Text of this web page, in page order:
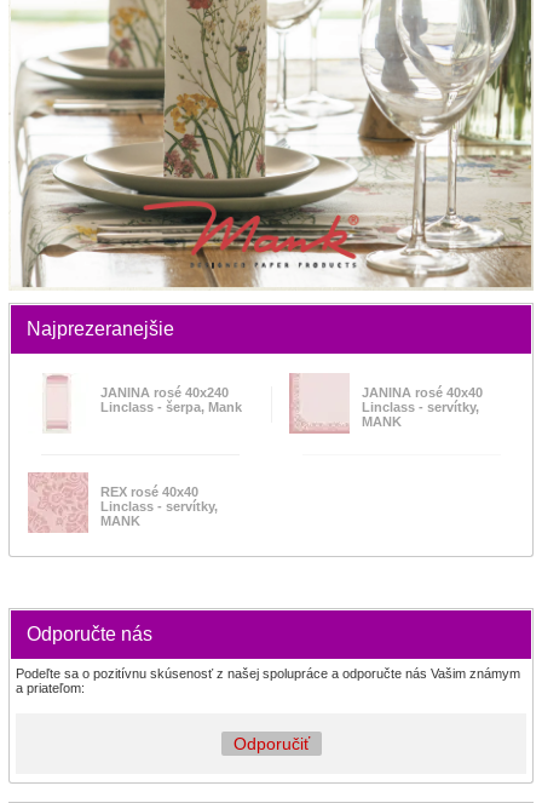
Najprezeranejšie
JANINA rosé 40x240
Linclass - šerpa, Mank
JANINA rosé 40x40
Linclass - servítky,
MANK
REX rosé 40x40
Linclass - servítky,
MANK
Odporučte nás
Podeľte sa o pozitívnu skúsenosť z našej spolupráce a odporučte nás Vašim známym
a priateľom:
Odporučiť